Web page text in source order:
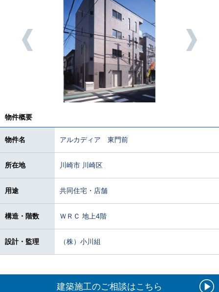
物件概要
物件名 アルカディア 東門前
所在地 川崎市 川崎区
用途 共同住宅・店舗
構造・階数 ＷＲＣ 地上4階
設計・監理 （株）小川組
建築施工のご相談はこちら